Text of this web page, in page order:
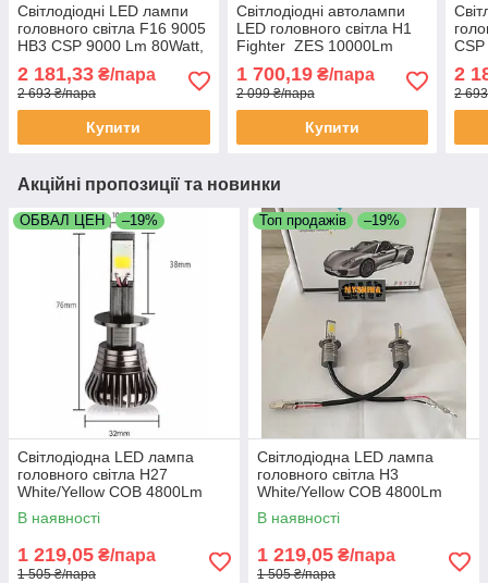
Світлодіодні LED лампи
головного світла F16 9005
HB3 CSP 9000 Lm 80Watt,
2 181,33 ₴/пара
2 693 ₴/пара
Купити
Світлодіодні автолампи
LED головного світла H1
Fighter ZЕS 10000Lm
1 700,19₴/пара
2 099 ₴/пара
Купити
2
2
Акційні пропозиції та новинки
ОБВАЛ ЦЕН –19%
Світлодіодна LED лампа
головного світла H27
White/Yellow COB 4800Lm
25Watt 6000K/4300K
В наявності
1 219,05 ₴/пара
1 505 ₴/пара
Топ продажів –19%
Світлодіодна LED лампа
головного світла H3
White/Yellow COB 4800Lm
25Watt 6000K/4300K
В наявності
1 219,05 ₴/пара
1 505 ₴/пара